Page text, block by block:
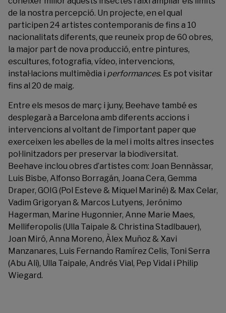
de la nostra percepció. Un projecte, en el qual
participen 24 artistes contemporanis de fins a 10
nacionalitats diferents, que reuneix prop de 60 obres,
la major part de nova producció, entre pintures,
escultures, fotografia, vídeo, intervencions,
instal·lacions multimèdia i performances. Es pot visitar
fins al 20 de maig.
Entre els mesos de març i juny, Beehave també es
desplegarà a Barcelona amb diferents accions i
intervencions al voltant de l’important paper que
exerceixen les abelles de la mel i molts altres insectes
pol·linitzadors per preservar la biodiversitat.
Beehave inclou obres d’artistes com: Joan Bennàssar,
Luis Bisbe, Alfonso Borragán, Joana Cera, Gemma
Draper, GOIG (Pol Esteve & Miquel Mariné) & Max Celar,
Vadim Grigoryan & Marcos Lutyens, Jerónimo
Hagerman, Marine Hugonnier, Anne Marie Maes,
Melliferopolis (Ulla Taipale & Christina Stadlbauer),
Joan Miró, Anna Moreno, Àlex Muñoz & Xavi
Manzanares, Luis Fernando Ramírez Celis, Toni Serra
(Abu Ali), Ulla Taipale, Andrés Vial, Pep Vidal i Philip
Wiegard.